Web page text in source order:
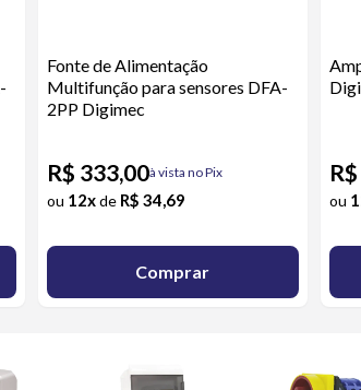
Fonte de Alimentação
Multifunção para sensores DFA-
2PP Digimec
R$ 333,00à vista no Pix
ou 12xde R$ 34,69
Comprar
ou